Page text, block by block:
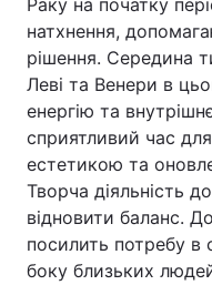
Раку на початку
натхнення,
рішення. Середина
Леві та Венери в
енергію та
сприятливий час
естетикою та
Творча діяльність
відновити баланс.
посилить потребу в
боку близьких